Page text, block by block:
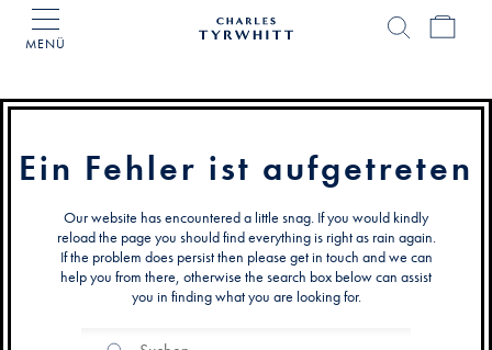
MENÜ
Ein Fehler ist aufgetreten
Our website has encountered a little snag. If you would kindly
reload the page you should find everything is right as rain again.
If the problem does persist then please get in touch and we can
help you from there, otherwise the search box below can assist
you in finding what you are looking for.
Search
Suchen